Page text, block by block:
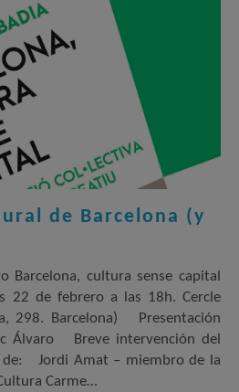
de Barcelona (y
Barcelona, ​​cultura sense capital
de febrero a las 18h. Cercle
298. Barcelona) Presentación
Álvaro Breve intervención del
de: Jordi Amat – miembro de la
Carme…